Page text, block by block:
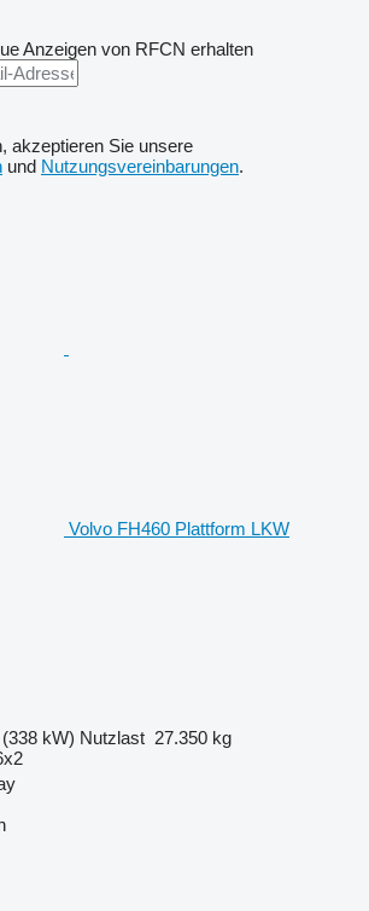
Anzeigen von RFCN erhalten
akzeptieren Sie unsere
und Nutzungsvereinbarungen.
Volvo FH460 Plattform LKW
kW) Nutzlast 27.350 kg